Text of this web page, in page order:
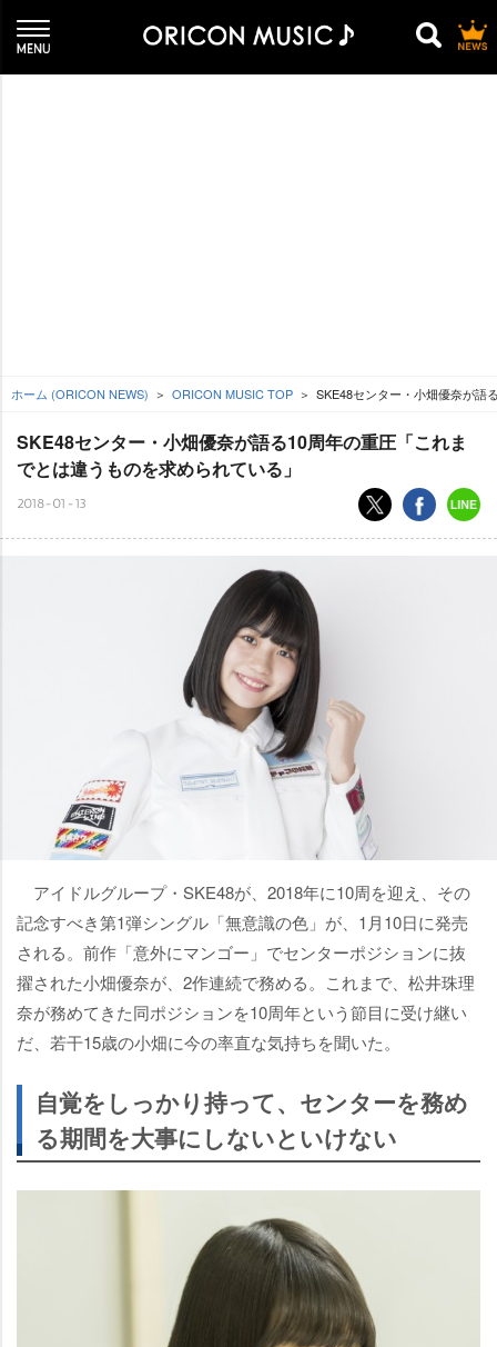
ホーム (ORICON NEWS) ORICON MUSIC TOP SKE48センター・小畑優奈が語
SKE48センター・小畑優奈が語る10周年の重圧「これま
でとは違うものを求められている」
2018-01-13
アイドルグループ・SKE48が、2018年に10周を迎え、その
記念すべき第1弾シングル「無意識の色」が、1月10日に発売
される。前作「意外にマンゴー」でセンターポジションに抜
擢された小畑優奈が、2作連続で務める。これまで、松井珠理
奈が務めてきた同ポジションを10周年という節目に受け継い
だ、若干15歳の小畑に今の率直な気持ちを聞いた。
自覚をしっかり持って、センターを務め
る期間を大事にしないといけない